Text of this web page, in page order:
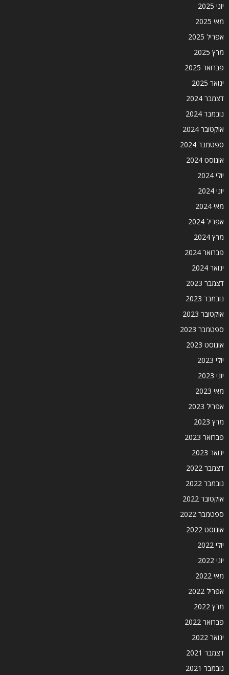
יוני 2025
מאי 2025
אפריל 2025
מרץ 2025
פברואר 2025
ינואר 2025
דצמבר 2024
נובמבר 2024
אוקטובר 2024
ספטמבר 2024
אוגוסט 2024
יולי 2024
יוני 2024
מאי 2024
אפריל 2024
מרץ 2024
פברואר 2024
ינואר 2024
דצמבר 2023
נובמבר 2023
אוקטובר 2023
ספטמבר 2023
אוגוסט 2023
יולי 2023
יוני 2023
מאי 2023
אפריל 2023
מרץ 2023
פברואר 2023
ינואר 2023
דצמבר 2022
נובמבר 2022
אוקטובר 2022
ספטמבר 2022
אוגוסט 2022
יולי 2022
יוני 2022
מאי 2022
אפריל 2022
מרץ 2022
פברואר 2022
ינואר 2022
דצמבר 2021
נובמבר 2021